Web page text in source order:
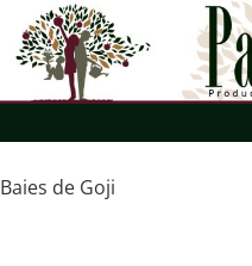
Baies de Goji